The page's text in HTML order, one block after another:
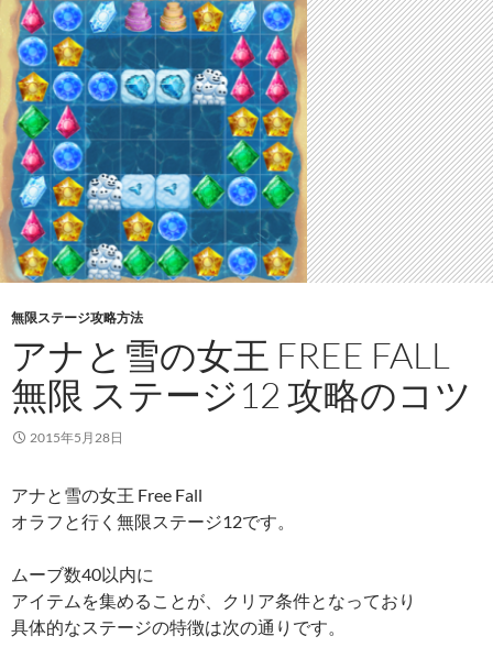
無限ステージ攻略方法
アナと雪の女王 FREE FALL
無限 ステージ12 攻略のコツ
2015年5月28日
アナと雪の女王 Free Fall
オラフと行く無限ステージ12です。
ムーブ数40以内に
アイテムを集めることが、クリア条件となっており
具体的なステージの特徴は次の通りです。